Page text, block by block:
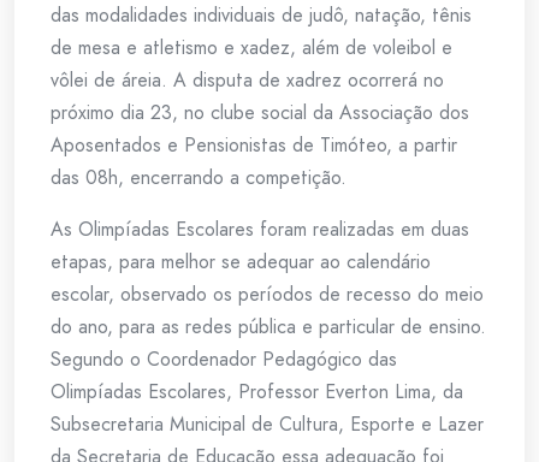
das modalidades individuais de judô, natação, tênis
de mesa e atletismo e xadez, além de voleibol e
vôlei de áreia. A disputa de xadrez ocorrerá no
próximo dia 23, no clube social da Associação dos
Aposentados e Pensionistas de Timóteo, a partir
das 08h, encerrando a competição.
As Olimpíadas Escolares foram realizadas em duas
etapas, para melhor se adequar ao calendário
escolar, observado os períodos de recesso do meio
do ano, para as redes pública e particular de ensino.
Segundo o Coordenador Pedagógico das
Olimpíadas Escolares, Professor Everton Lima, da
Subsecretaria Municipal de Cultura, Esporte e Lazer